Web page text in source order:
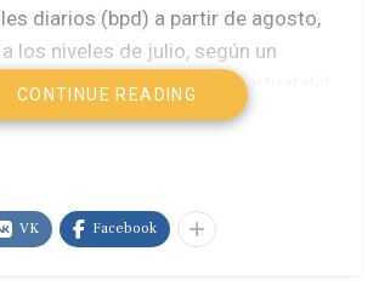
diarios (bpd) a partir de agosto,
los niveles de julio, según un
tras una reunión virtual del
Argelia y Omán, y en el que se
CONTINUE READING
VK Facebook